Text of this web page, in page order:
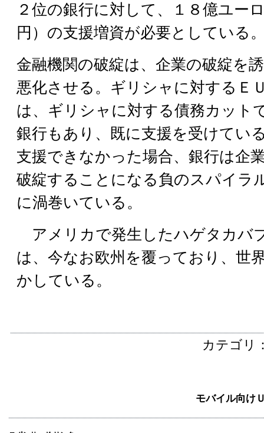
２位の銀行に対して、１８億ユー
円）の支援増資が必要としている
金融機関の破綻は、企業の破綻を
悪化させる。ギリシャに対するＥ
は、ギリシャに対する債務カット
銀行もあり、既に支援を受けてい
支援できなかった場合、銀行は企
破綻することになる負のスパイラ
に渦巻いている。
アメリカで発生したハゲタカバ
は、今なお欧州を覆っており、世
かしている。
カテゴリ
モバイル向け